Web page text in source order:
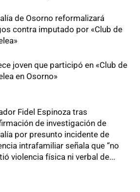
de Osorno reformalizará
contra imputado por «Club de
joven que participó en «Club de
en Osorno»
Fidel Espinoza tras
de investigación de
por presunto incidente de
intrafamiliar señala que “no
violencia física ni verbal de...